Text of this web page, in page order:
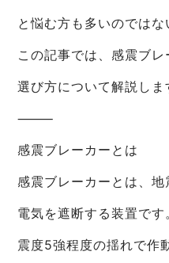
と悩む方も多いのではな
この記事では、感震ブ
選び方について解説しま
⸻
感震ブレーカーとは
感震ブレーカーとは、
電気を遮断する装置です
震度5強程度の揺れで作